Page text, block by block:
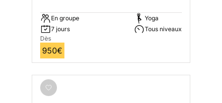
En groupe
7 jours
Yoga
Tous niveaux
Dès
950€